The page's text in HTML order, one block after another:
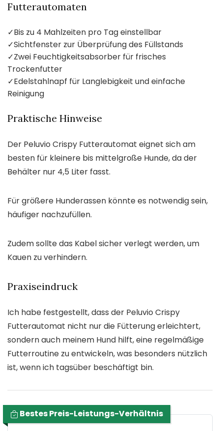
Futterautomaten
✓Bis zu 4 Mahlzeiten pro Tag einstellbar
✓Sichtfenster zur Überprüfung des Füllstands
✓Zwei Feuchtigkeitsabsorber für frisches
Trockenfutter
✓Edelstahlnapf für Langlebigkeit und einfache
Reinigung
Praktische Hinweise
Der Peluvio Crispy Futterautomat eignet sich am
besten für kleinere bis mittelgroße Hunde, da der
Behälter nur 4,5 Liter fasst.
Für größere Hunderassen könnte es notwendig sein,
häufiger nachzufüllen.
Zudem sollte das Kabel sicher verlegt werden, um
Kauen zu verhindern.
Praxiseindruck
Ich habe festgestellt, dass der Peluvio Crispy
Futterautomat nicht nur die Fütterung erleichtert,
sondern auch meinem Hund hilft, eine regelmäßige
Futterroutine zu entwickeln, was besonders nützlich
ist, wenn ich tagsüber beschäftigt bin.
Bestes Preis-Leistungs-Verhältnis